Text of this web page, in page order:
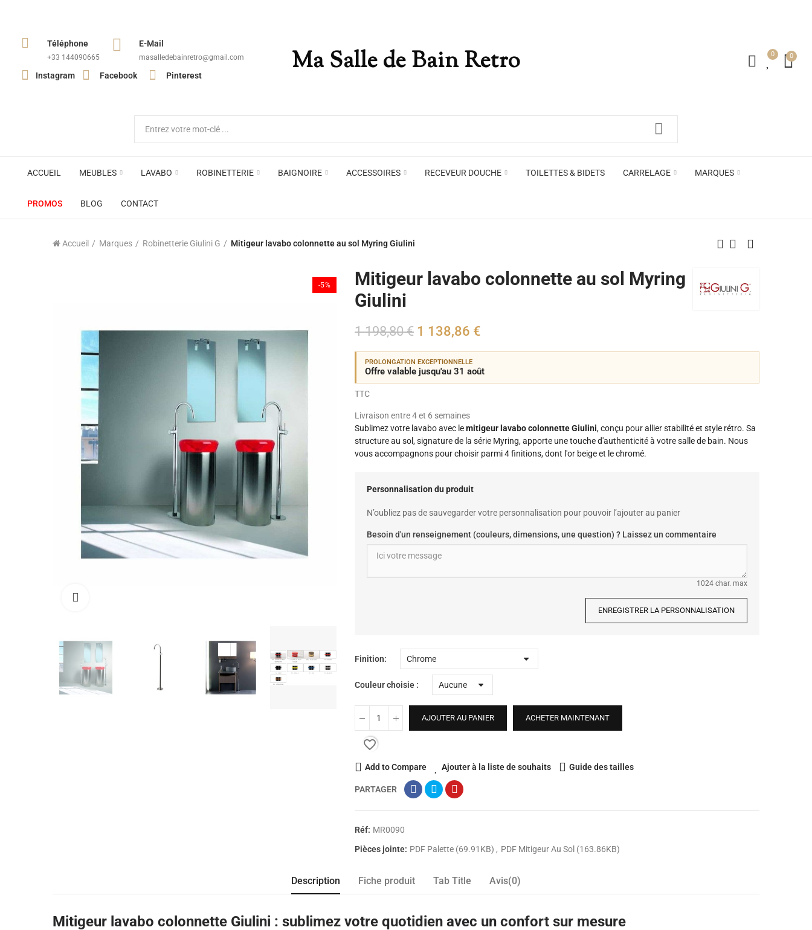
Téléphone
+33 144090665​
E-Mail
masalledebainretro@gmail.com
Instagram Facebook Pinterest Ma Salle de Bain Retro 0 0
ACCUEIL MEUBLES LAVABO ROBINETTERIE BAIGNOIRE ACCESSOIRES RECEVEUR DOUCHE TOILETTES & BIDETS CARRELAGE MARQUES
Plafonniers , spots et pendants
Voir toute la marque →
PROMOS BLOG CONTACT
Appliques murales Miroirs ACB
Accueil Marques Robinetterie Giulini G Mitigeur lavabo colonnette au sol Myring Giulini
-5%
Mitigeur lavabo colonnette au sol Myring
Giulini
1 198,80 € 1 138,86 €
PROLONGATION EXCEPTIONNELLE
Offre valable jusqu'au 31 août
TTC
Livraison entre 4 et 6 semaines
Sublimez votre lavabo avec lemitigeur lavabo colonnette Giulini, conçu pour allier stabilité et style rétro. Sa
structure au sol, signature de la série Myring, apporte une touche d'authenticité à votre salle de bain. Nous
vous accompagnons pour choisir parmi 4 finitions, dont l'or beige et le chromé.
Personnalisation du produit
N’oubliez pas de sauvegarder votre personnalisation pour pouvoir l’ajouter au panier
Besoin d'un renseignement (couleurs, dimensions, une question) ? Laissez un commentaire
1024 char. max
ENREGISTRER LA PERSONNALISATION
Finition
Couleur choisie
AJOUTER AU PANIER ACHETER MAINTENANT
favorite_border
Add to Compare Ajouter à la liste de souhaits Guide des tailles
PARTAGER
Réf: MR0090
Pièces jointe: PDF Palette (69.91KB) PDF Mitigeur Au Sol (163.86KB)
Description Fiche produit Tab Title Avis(0)
Mitigeur lavabo colonnette Giulini : sublimez votre quotidien avec un confort sur mesure